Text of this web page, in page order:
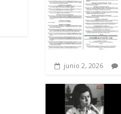
junio 2, 2026